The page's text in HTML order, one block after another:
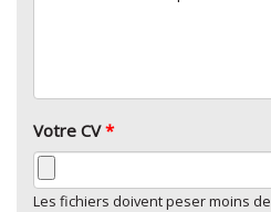
Votre CV*
Les fichiers doivent peser moins de